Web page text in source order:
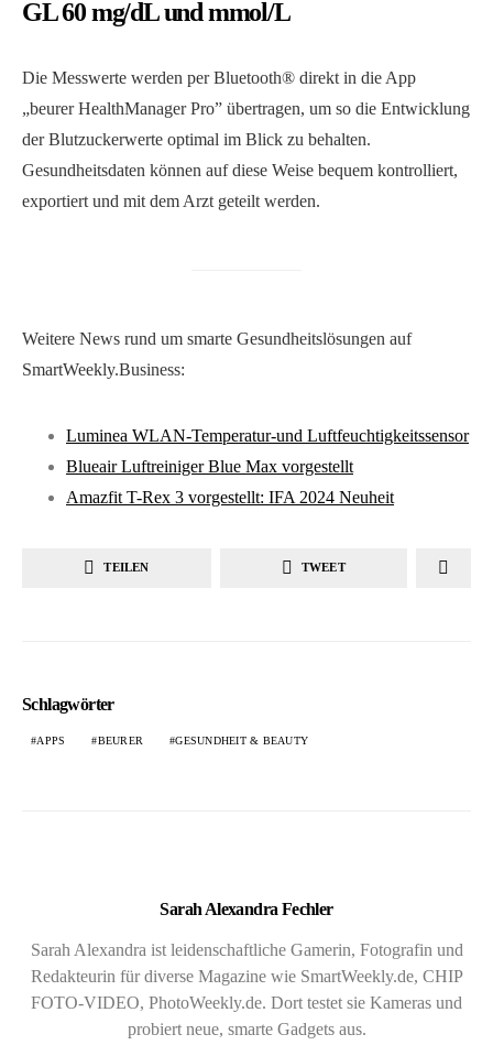
GL 60 mg/dL und mmol/L
Die Messwerte werden per Bluetooth® direkt in die App
„beurer HealthManager Pro” übertragen, um so die Entwicklung
der Blutzuckerwerte optimal im Blick zu behalten.
Gesundheitsdaten können auf diese Weise bequem kontrolliert,
exportiert und mit dem Arzt geteilt werden.
Weitere News rund um smarte Gesundheitslösungen auf
SmartWeekly.Business:
Luminea WLAN-Temperatur-und Luftfeuchtigkeitssensor
Blueair Luftreiniger Blue Max vorgestellt
Amazfit T-Rex 3 vorgestellt: IFA 2024 Neuheit
TEILEN TWEET
Schlagwörter
APPS BEURER GESUNDHEIT & BEAUTY
Sarah Alexandra Fechler
Sarah Alexandra ist leidenschaftliche Gamerin, Fotografin und
Redakteurin für diverse Magazine wie SmartWeekly.de, CHIP
FOTO-VIDEO, PhotoWeekly.de. Dort testet sie Kameras und
probiert neue, smarte Gadgets aus.